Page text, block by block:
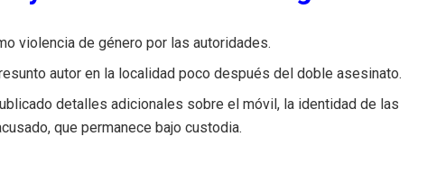
violencia de género por las autoridades.
autor en la localidad poco después del doble asesinato.
detalles adicionales sobre el móvil, la identidad de las
que permanece bajo custodia.